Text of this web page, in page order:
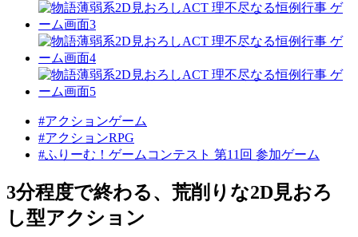
#アクションゲーム
#アクションRPG
#ふりーむ！ゲームコンテスト 第11回 参加ゲーム
3分程度で終わる、荒削りな2D見おろ
し型アクション